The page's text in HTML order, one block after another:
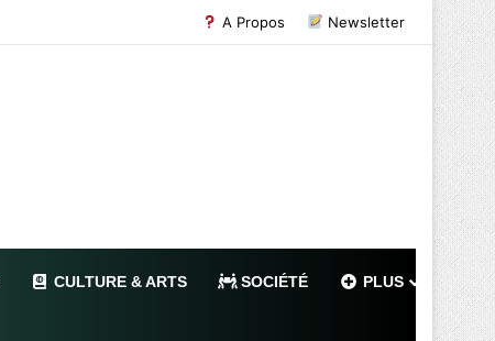
A Propos Newsletter
CULTURE & ARTS SOCIÉTÉ PLUS